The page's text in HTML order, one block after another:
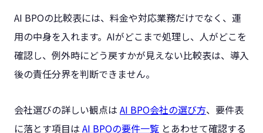
AI BPOの比較表には、料金や対応業務だけでなく、運
用の中身を入れます。AIがどこまで処理し、人がどこを
確認し、例外時にどう戻すかが見えない比較表は、導入
後の責任分界を判断できません。
会社選びの詳しい観点は AI BPO会社の選び方、要件表
に落とす項目は AI BPOの要件一覧 とあわせて確認する